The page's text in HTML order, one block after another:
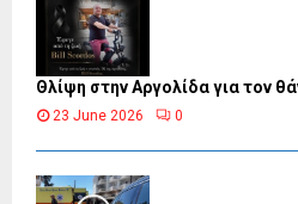
Θλίψη στην Αργολίδα για τον
23 June 2026 0